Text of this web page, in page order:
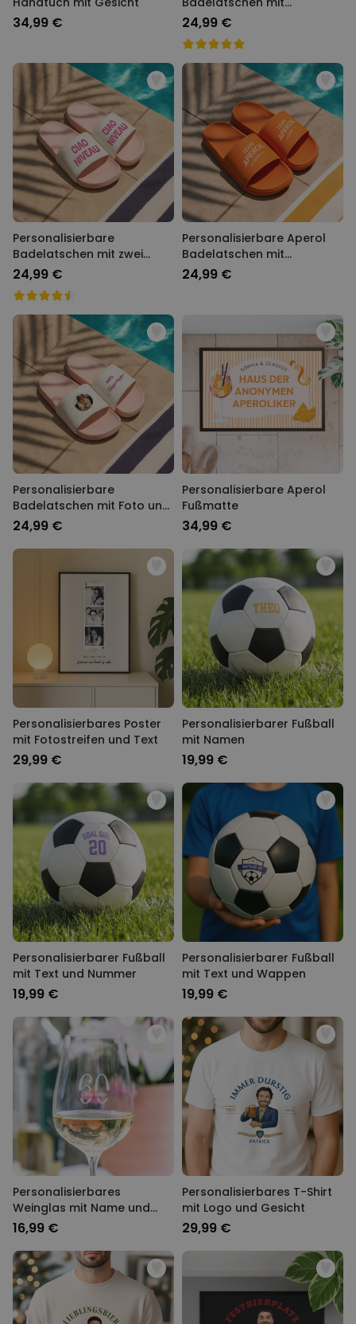
34,99 €
Monogramm
24,99 €
Personalisierbare
Badelatschen mit zwei
Zeilen
24,99 €
Personalisierbare Aperol
Badelatschen mit
Jahreszahl
24,99 €
Personalisierbare
Badelatschen mit Foto und
Text
24,99 €
Personalisierbare Aperol
Fußmatte
34,99 €
Personalisierbares Poster
mit Fotostreifen und Text
29,99 €
Personalisierbarer Fußball
mit Namen
19,99 €
Personalisierbarer Fußball
mit Text und Nummer
19,99 €
Personalisierbarer Fußball
mit Text und Wappen
19,99 €
Personalisierbares
Weinglas mit Name und
Jahreszahl
16,99 €
Personalisierbares T-Shirt
mit Logo und Gesicht
29,99 €